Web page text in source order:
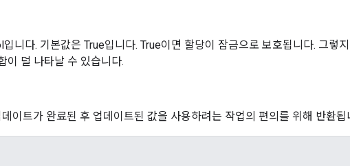
니다. 기본값은 True입니다. True이면 할당이 잠금으로 보호됩니다. 그렇
이 덜 나타날 수 있습니다.
이트가 완료된 후 업데이트된 값을 사용하려는 작업의 편의를 위해 반환됩